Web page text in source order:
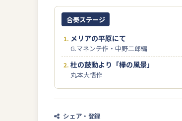
合奏ステージ
メリアの平原にて
G.マネンテ作・中野二郎編
杜の鼓動より「欅の風景」
丸本大悟作
シェア・登録